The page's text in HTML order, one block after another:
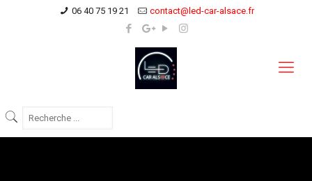
06 40 75 19 21 contact@led-car-alsace.fr